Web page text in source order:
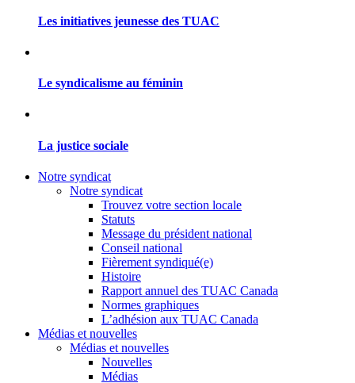
Les initiatives jeunesse des TUAC
Le syndicalisme au féminin
La justice sociale
Notre syndicat
Notre syndicat
Trouvez votre section locale
Statuts
Message du président national
Conseil national
Fièrement syndiqué(e)
Histoire
Rapport annuel des TUAC Canada
Normes graphiques
L’adhésion aux TUAC Canada
Médias et nouvelles
Médias et nouvelles
Nouvelles
Médias